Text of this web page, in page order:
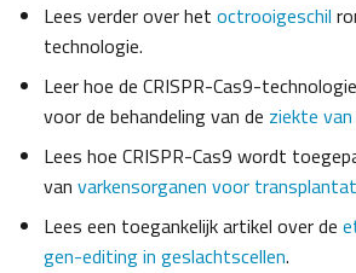
Lees verder over het octrooigeschil
technologie.
Leer hoe de CRISPR-Cas9-
voor de behandeling van de ziekte
Lees hoe CRISPR-Cas9 wordt
van varkensorganen voor
Lees een toegankelijk artikel over de
gen-editing in geslachtscellen.